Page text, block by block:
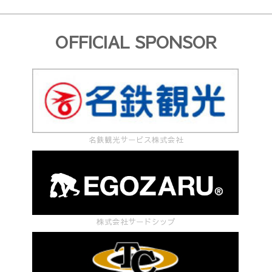
OFFICIAL SPONSOR
名鉄観光サービス株式会社
株式会社サードシップ